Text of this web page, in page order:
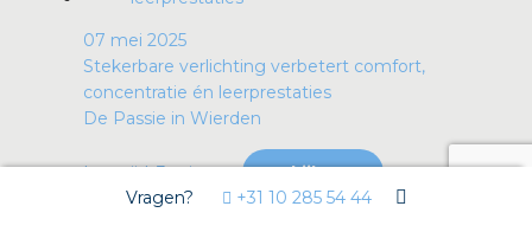
07 mei 2025
Stekerbare verlichting verbetert comfort,
concentratie én leerprestaties
De Passie in Wierden
Leestijd: 3 minuten
Bekijken
Vragen?
+31 10 285 54 44